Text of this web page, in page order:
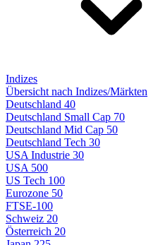
Indizes
Übersicht nach Indizes/Märkten
Deutschland 40
Deutschland Small Cap 70
Deutschland Mid Cap 50
Deutschland Tech 30
USA Industrie 30
USA 500
US Tech 100
Eurozone 50
FTSE-100
Schweiz 20
Österreich 20